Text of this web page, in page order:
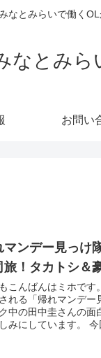
なとみらいで働く
なとみら
お問い
マンデー見っけ
旅！タカトシ＆
こんばんはミホで
れる「帰れマンデー
中の田中圭さんの面
みにしています。 今